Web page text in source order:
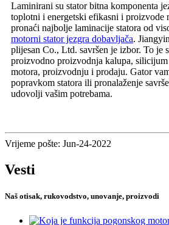
Laminirani su stator bitna komponenta
toplotni i energetski efikasni i proizvode
pronaći najbolje laminacije statora od
motorni stator jezgra dobavljača.
plijesan Co., Ltd. savršen je izbor. To je
proizvodno proizvodnja kalupa,
motora, proizvodnju i prodaju. Gator
popravkom statora ili pronalaženje
udovolji vašim potrebama.
Vrijeme pošte: Jun-24-2022
Vesti
Naš otisak, rukovodstvo, unovanje, proizvodi